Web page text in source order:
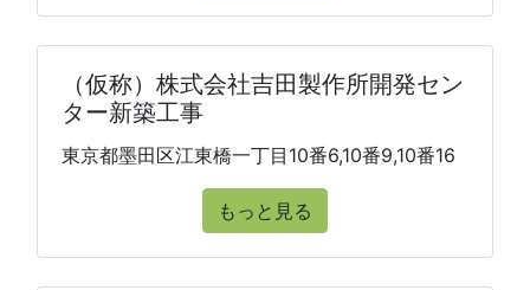
（仮称）株式会社吉田製作所開発セン
ター新築工事
東京都墨田区江東橋一丁目10番6,10番9,10番16
もっと見る